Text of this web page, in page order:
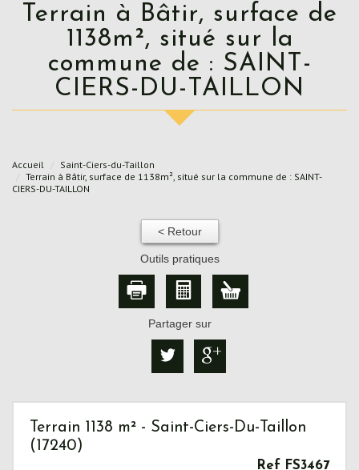
Terrain à Bâtir, surface de
1138m², situé sur la
commune de : SAINT-
CIERS-DU-TAILLON
Accueil
Saint-Ciers-du-Taillon
Terrain à Bâtir, surface de 1138m², situé sur la commune de : SAINT-
CIERS-DU-TAILLON
< Retour
Outils pratiques
Partager sur
Terrain 1138 m² - Saint-Ciers-Du-Taillon
(17240)
Ref FS3467